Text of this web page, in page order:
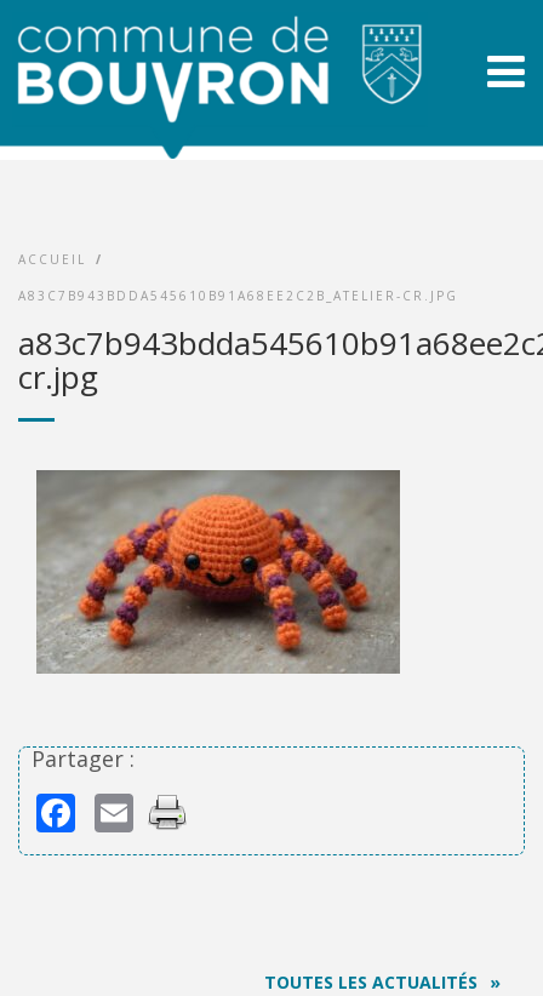
ACCUEIL /
A83C7B943BDDA545610B91A68EE2C2B_ATELIER-CR.JPG
cr.jpg
Partager :
Facebook
Email
TOUTES LES ACTUALITÉS